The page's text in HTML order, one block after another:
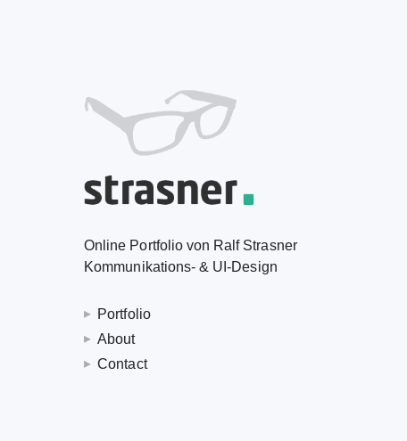
Online Portfolio von Ralf Strasner
Kommunikations- & UI-Design
Portfolio
About
Contact